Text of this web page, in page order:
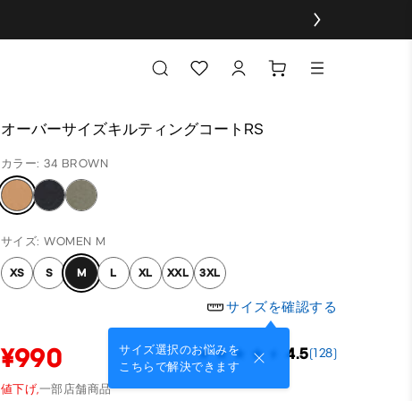
オーバーサイズキルティングコートRS
カラー: 34 BROWN
サイズ: WOMEN M
XS S M L XL XXL 3XL
サイズを確認する
サイズ選択のお悩みを
こちらで解決できます
¥990 4.5(128)
値下げ,一部店舗商品